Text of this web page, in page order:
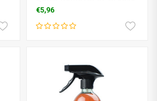
& Oil From Your Hands
€5,96